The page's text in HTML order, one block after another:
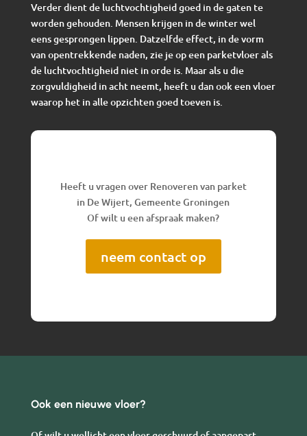
Verder dient de luchtvochtigheid goed in de gaten te
worden gehouden. Mensen krijgen in de winter wel
eens gesprongen lippen. Datzelfde effect, in de vorm
van opentrekkende naden, zie je op een parketvloer als
de luchtvochtigheid niet in orde is. Maar als u die
zorgvuldigheid in acht neemt, heeft u dan ook een vloer
waarop het in alle opzichten goed toeven is.
Heeft u vragen over Renoveren van parket
in De Wijert, Gemeente Groningen
Of wilt u een afspraak maken?
neem contact op
Ook een nieuwe vloer?